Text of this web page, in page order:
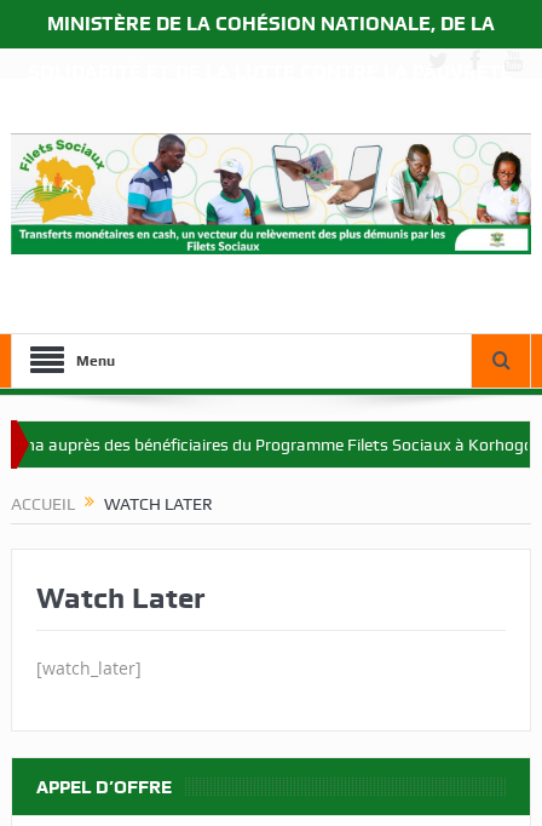
MINISTÈRE DE LA COHÉSION NATIONALE, DE LA
Menu
auprès des bénéficiaires du Programme Filets Sociaux à Korhogo
ACCUEIL WATCH LATER
Watch Later
[watch_later]
APPEL D’OFFRE